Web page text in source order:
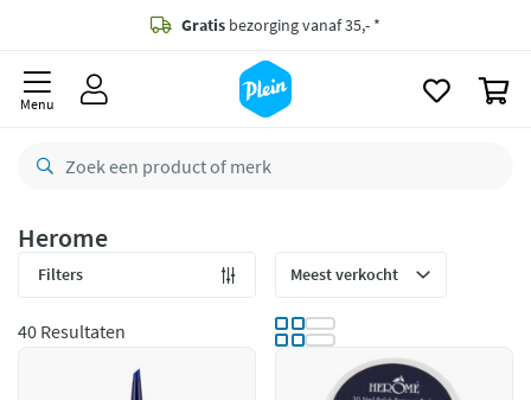
Gratis bezorging vanaf 35,- *
Bestelling uiterlijkzaterdag
retourneren
Betaal met Klarna
Menu
Herome
Filters
40 Resultaten